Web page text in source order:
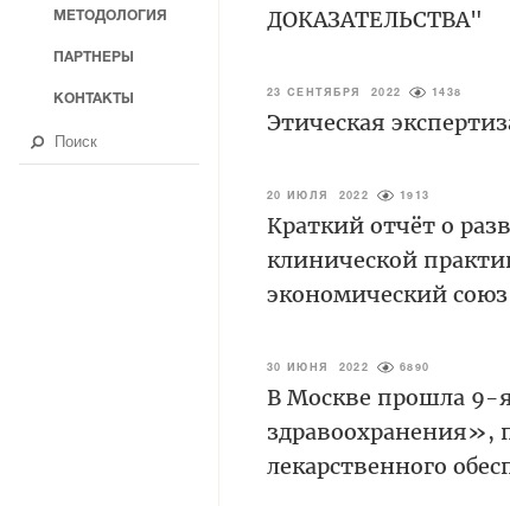
ДОКАЗАТЕЛЬСТВА"
23 СЕНТЯБРЯ 2022 1438
Этическая
20 ИЮЛЯ 2022 1913
Краткий отчёт о
клинической
экономический
30 ИЮНЯ 2022 6890
В Москве прошла 9-
здравоохранения»,
лекарственного
МЕТОДОЛОГИЯ
ПАРТНЕРЫ
КОНТАКТЫ